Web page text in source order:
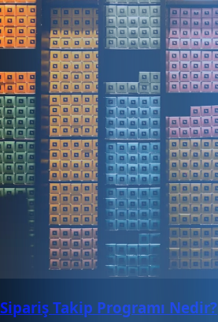
Sipariş Takip Programı Nedir?